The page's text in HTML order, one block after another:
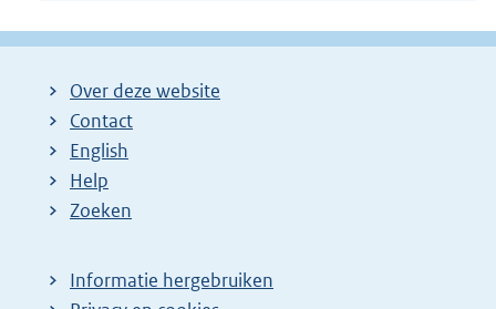
Over deze website
Contact
English
Help
Zoeken
Informatie hergebruiken